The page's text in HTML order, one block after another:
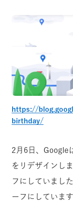
https://
birthday/
2月6日、Google
をリデザインし
フにしていまし
ーフにしています